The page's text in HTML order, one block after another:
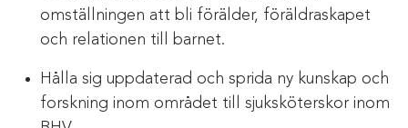
omställningen att bli förälder, föräldraskapet
och relationen till barnet.
Hålla sig uppdaterad och sprida ny kunskap och
forskning inom området till sjuksköterskor inom